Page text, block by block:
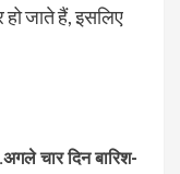
हो जाते हैं, इसलिए
चार दिन बारिश-